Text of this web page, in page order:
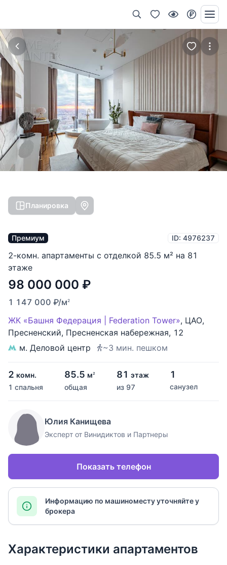
Планировка
Премиум ID: 4976237
2-комн. апартаменты с отделкой 85.5 м² на 81
этаже
98 000 000 ₽
1 147 000 ₽/м2
ЖК «Башня Федерация | Federation Tower», ЦАО,
Пресненский, Пресненская набережная, 12
м. Деловой центр
~3 мин. пешком
2 комн.
1 спальня
85.5 м2
общая
81 этаж
из 97
1
санузел
Юлия Канищева
Эксперт от Винидиктов и Партнеры
Показать телефон
Информацию по машиноместу уточняйте у
брокера
Характеристики апартаментов